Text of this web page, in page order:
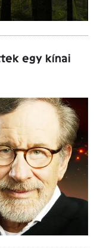
egy kínai